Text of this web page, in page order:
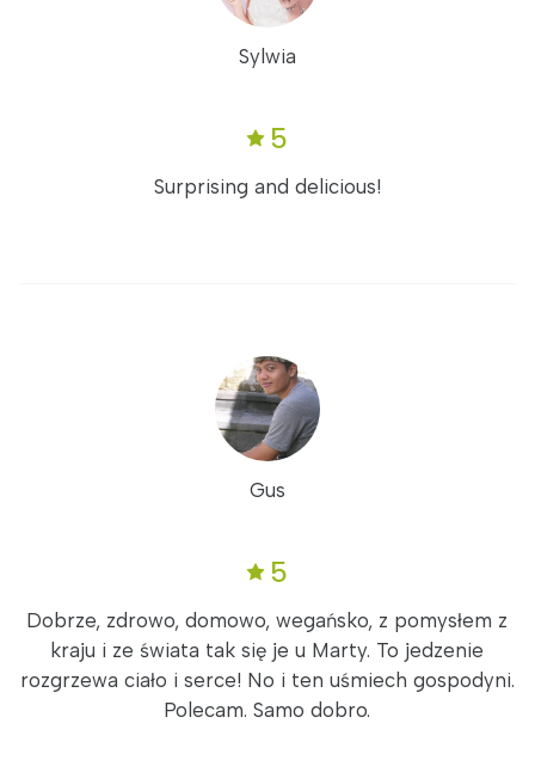
Sylwia
5
Surprising and delicious!
Gus
5
Dobrze, zdrowo, domowo, wegańsko, z pomysłem z
kraju i ze świata tak się je u Marty. To jedzenie
rozgrzewa ciało i serce! No i ten uśmiech gospodyni.
Polecam. Samo dobro.